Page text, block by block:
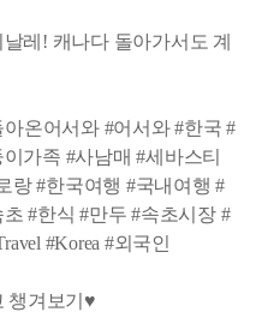
레! 캐나다 돌아가서도 계
온어서와 #어서와 #한국 #
가족 #사남매 #세바스티
랑 #한국여행 #국내여행 #
#한식 #만두 #속초시장 #
#Korea #외국인
챙겨보기♥